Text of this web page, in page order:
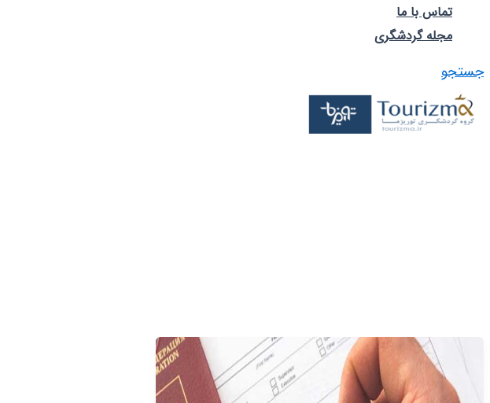
تماس با ما
مجله گردشگری
جستجو